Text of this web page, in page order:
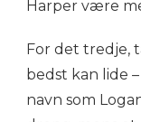
Harper være
For det tredje,
bedst kan lide
navn som